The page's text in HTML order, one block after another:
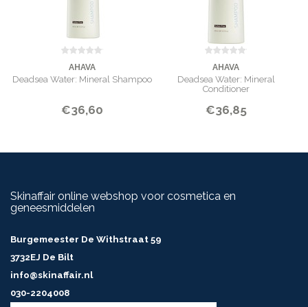
AHAVA
Deadsea Water: Mineral Shampoo
€36,60
AHAVA
Deadsea Water: Mineral
Conditioner
€36,85
Skinaffair online webshop voor cosmetica en
geneesmiddelen
Burgemeester De Withstraat 59
3732EJ De Bilt
info@skinaffair.nl
030-2204008